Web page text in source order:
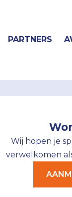
PARTNERS
Wij hopen je
verwelkomen